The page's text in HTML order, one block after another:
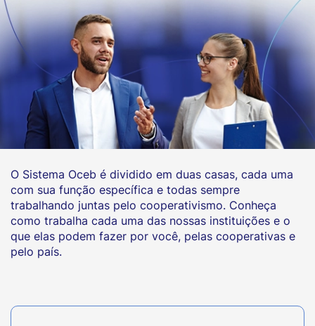
O Sistema Oceb é dividido em duas casas, cada uma
com sua função específica e todas sempre
trabalhando juntas pelo cooperativismo. Conheça
como trabalha cada uma das nossas instituições e o
que elas podem fazer por você, pelas cooperativas e
pelo país.